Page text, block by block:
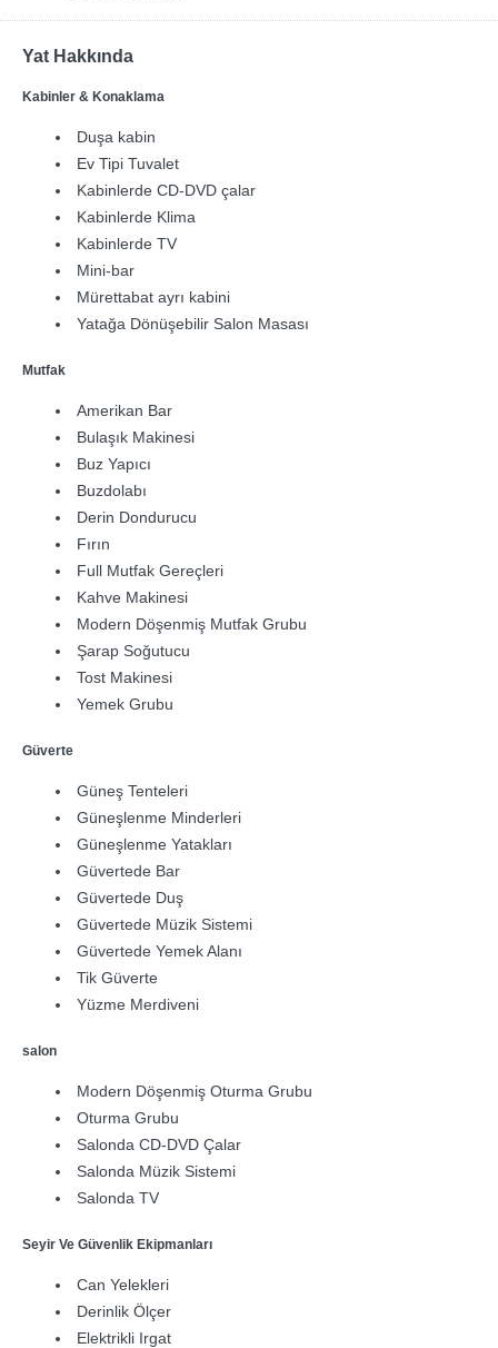
Yat Hakkında
Kabinler & Konaklama
Duşa kabin
Ev Tipi Tuvalet
Kabinlerde CD-DVD çalar
Kabinlerde Klima
Kabinlerde TV
Mini-bar
Mürettabat ayrı kabini
Yatağa Dönüşebilir Salon Masası
Mutfak
Amerikan Bar
Bulaşık Makinesi
Buz Yapıcı
Buzdolabı
Derin Dondurucu
Fırın
Full Mutfak Gereçleri
Kahve Makinesi
Modern Döşenmiş Mutfak Grubu
Şarap Soğutucu
Tost Makinesi
Yemek Grubu
Güverte
Güneş Tenteleri
Güneşlenme Minderleri
Güneşlenme Yatakları
Güvertede Bar
Güvertede Duş
Güvertede Müzik Sistemi
Güvertede Yemek Alanı
Tik Güverte
Yüzme Merdiveni
salon
Modern Döşenmiş Oturma Grubu
Oturma Grubu
Salonda CD-DVD Çalar
Salonda Müzik Sistemi
Salonda TV
Seyir Ve Güvenlik Ekipmanları
Can Yelekleri
Derinlik Ölçer
Elektrikli Irgat